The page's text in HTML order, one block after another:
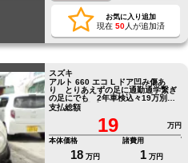
お気に入り追加
現在 50人が追加済
スズキ
アルト 660 エコ L ドア凹み傷あ
り とりあえずの足に通勤通学繋ぎ
の足にでも 2年車検込々19万別途
12か月保証プランあり
支払総額
19
万円
本体価格
18 万円
諸費用
1 万円